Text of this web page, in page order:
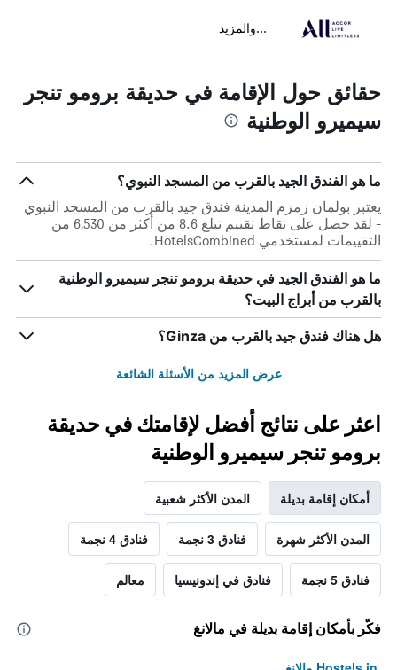
...والمزيد
حقائق حول الإقامة في حديقة برومو تنجر
سيميرو الوطنية
ما هو الفندق الجيد بالقرب من المسجد النبوي؟
يعتبر بولمان زمزم المدينة فندق جيد بالقرب من المسجد النبوي
- لقد حصل على نقاط تقييم تبلغ 8.6 من أكثر من 6,530 من
التقييمات لمستخدمي HotelsCombined.
ما هو الفندق الجيد في حديقة برومو تنجر سيميرو الوطنية
بالقرب من أبراج البيت؟
هل هناك فندق جيد بالقرب من Ginza؟
عرض المزيد من الأسئلة الشائعة
اعثر على نتائج أفضل لإقامتك في حديقة
برومو تنجر سيميرو الوطنية
أمكان إقامة بديلة المدن الأكثر شعبية
المدن الأكثر شهرة فنادق 3 نجمة فنادق 4 نجمة
فنادق 5 نجمة فنادق في إندونيسيا معالم
فكّر بأمكان إقامة بديلة في مالانغ